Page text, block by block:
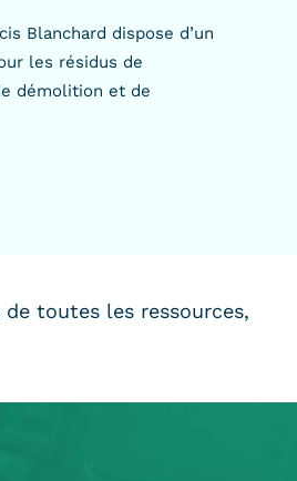
Blanchard dispose d’un
les résidus de
démolition et de
toutes les ressources,